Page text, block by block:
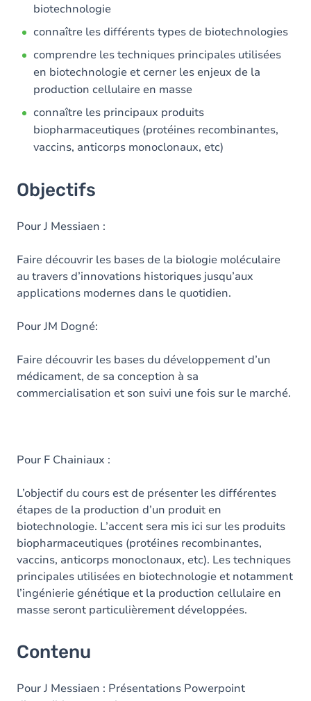
biotechnologie
connaître les différents types de biotechnologies
comprendre les techniques principales utilisées
en biotechnologie et cerner les enjeux de la
production cellulaire en masse
connaître les principaux produits
biopharmaceutiques (protéines recombinantes,
vaccins, anticorps monoclonaux, etc)
Objectifs
Pour J Messiaen :
Faire découvrir les bases de la biologie moléculaire
au travers d’innovations historiques jusqu’aux
applications modernes dans le quotidien.
Pour JM Dogné:
Faire découvrir les bases du développement d’un
médicament, de sa conception à sa
commercialisation et son suivi une fois sur le marché.
Pour F Chainiaux :
L’objectif du cours est de présenter les différentes
étapes de la production d’un produit en
biotechnologie. L’accent sera mis ici sur les produits
biopharmaceutiques (protéines recombinantes,
vaccins, anticorps monoclonaux, etc). Les techniques
principales utilisées en biotechnologie et notamment
l’ingénierie génétique et la production cellulaire en
masse seront particulièrement développées.
Contenu
Pour J Messiaen : Présentations Powerpoint